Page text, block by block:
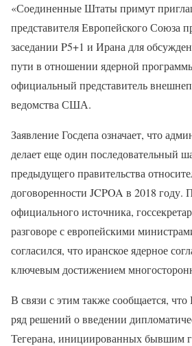
«Соединенные Штаты примут
представителя Европейского Союза
заседании P5+1 и Ирана для
пути в отношении ядерной
официальный представитель
ведомства США.
Заявление Госдепа означает, что
делает еще один последовательный
предыдущего правительства
договоренности JCPOA в 2018
официального источника,
разговоре с европейскими
согласился, что иранское ядерное
ключевым достижением
В связи с этим также сообщается,
ряд решений о введении
Тегерана, инициированных бывшим